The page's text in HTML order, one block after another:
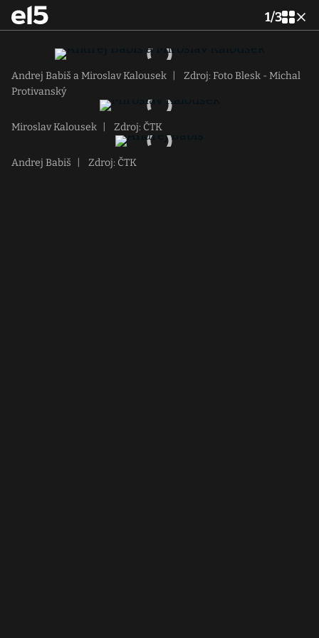
1/3
Andrej Babiš a Miroslav Kalousek
Zdroj: Foto Blesk - Michal
Protivanský
Miroslav Kalousek Zdroj: ČTK
Andrej Babiš Zdroj: ČTK